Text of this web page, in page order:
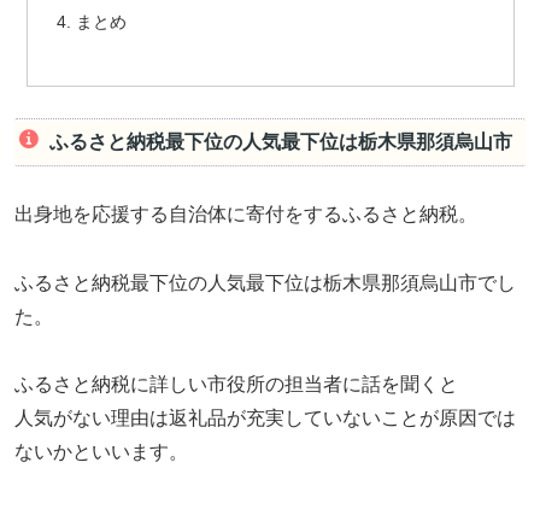
まとめ
ふるさと納税最下位の人気最下位は栃木県那須烏山市
出身地を応援する自治体に寄付をするふるさと納税。
ふるさと納税最下位の人気最下位は栃木県那須烏山市でし
た。
ふるさと納税に詳しい市役所の担当者に話を聞くと
人気がない理由は返礼品が充実していないことが原因では
ないかといいます。